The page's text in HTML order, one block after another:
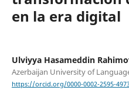
en la era digital
Ulviyya Hasameddin
Azerbaijan University of
https://orcid.org/0000-0002-2595-